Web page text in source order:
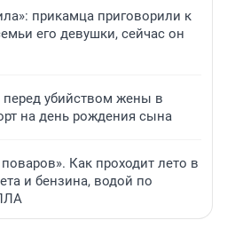
прикамца приговорили к
его девушки, сейчас он
перед убийством жены в
на день рождения сына
Как проходит лето в
и бензина, водой по